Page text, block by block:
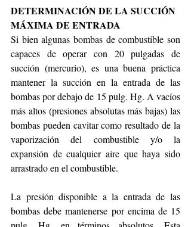
DETERMINACIÓN DE LA SUCCIÓN
MÁXIMA DE ENTRADA
Si bien algunas bombas de combustible son
capaces de operar con 20 pulgadas de
succión (mercurio), es una buena práctica
mantener la succión en la entrada de las
bombas por debajo de 15 pulg. Hg. A vacíos
más altos (presiones absolutas más bajas) las
bombas pueden cavitar como resultado de la
vaporización del combustible y/o la
expansión de cualquier aire que haya sido
arrastrado en el combustible.
La presión disponible a la entrada de las
bombas debe mantenerse por encima de 15